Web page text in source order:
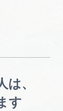
、
す